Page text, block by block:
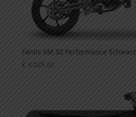
Fantic XM 50 Performance Schwarz
€4.025,00